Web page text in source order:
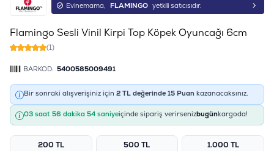
Evinemama, FLAMINGO yetkili satıcısıdır.
Flamingo Sesli Vinil Kirpi Top Köpek Oyuncağı 6cm
(1)
BARKOD: 5400585009491
Bir sonraki alışverişiniz için 2 TL değerinde 15 Puan kazanacaksınız.
03 saat 56 dakika 54 saniyeiçinde sipariş verirsenizbugünkargoda!
200 TL 500 TL 1.000 TL